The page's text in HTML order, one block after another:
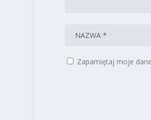
Zapamiętaj moje